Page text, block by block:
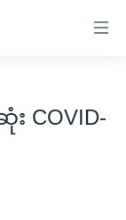
COVID-